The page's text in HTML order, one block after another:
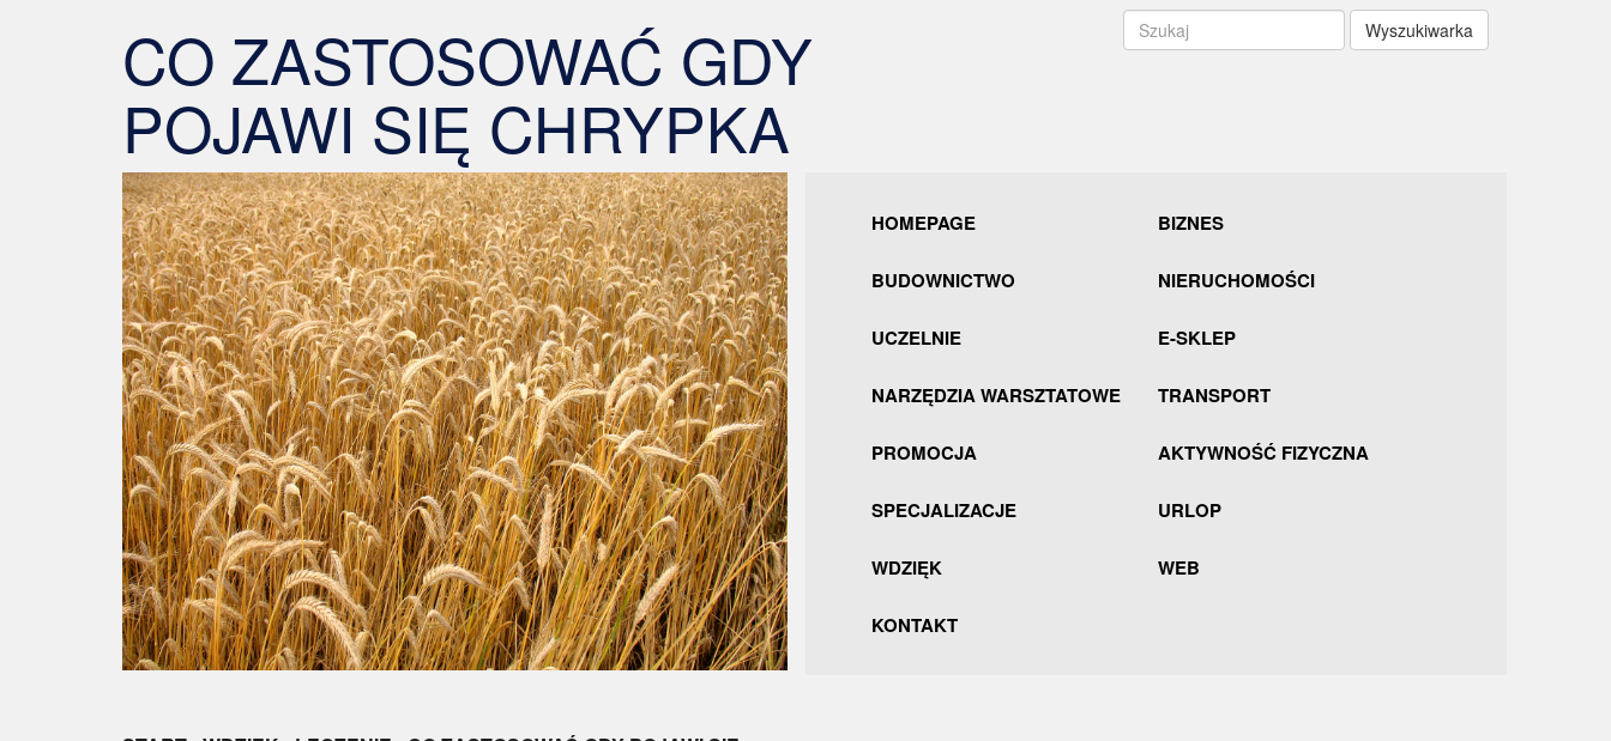
CO ZASTOSOWAĆ GDY
POJAWI SIĘ CHRYPKA
Wyszukiwarka
HOMEPAGE BIZNES
BUDOWNICTWO NIERUCHOMOŚCI
UCZELNIE E-SKLEP
NARZĘDZIA WARSZTATOWE TRANSPORT
PROMOCJA AKTYWNOŚĆ FIZYCZNA
SPECJALIZACJE URLOP
WDZIĘK WEB
KONTAKT